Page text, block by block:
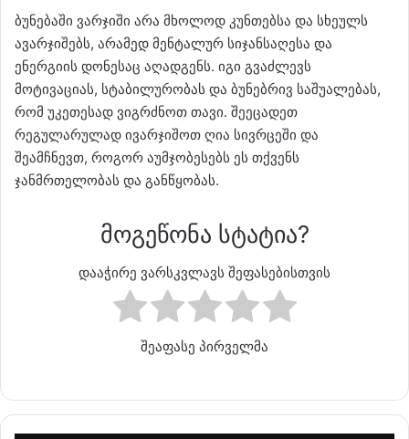
ბუნებაში ვარჯიში არა მხოლოდ კუნთებსა და სხეულს
ავარჯიშებს, არამედ მენტალურ სიჯანსაღესა და
ენერგიის დონესაც აღადგენს. იგი გვაძლევს
მოტივაციას, სტაბილურობას და ბუნებრივ საშუალებას,
რომ უკეთესად ვიგრძნოთ თავი. შეეცადეთ
რეგულარულად ივარჯიშოთ ღია სივრცეში და
შეამჩნევთ, როგორ აუმჯობესებს ეს თქვენს
ჯანმრთელობას და განწყობას.
მოგეწონა სტატია?
დააჭირე ვარსკვლავს შეფასებისთვის
შეაფასე პირველმა